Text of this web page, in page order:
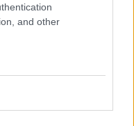
and other
Misehouy, Iván